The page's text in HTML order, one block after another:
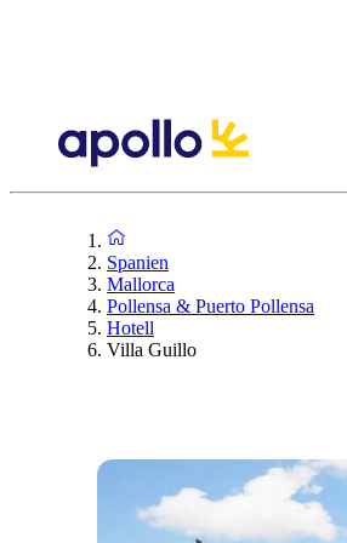
Spanien
Mallorca
Pollensa & Puerto Pollensa
Hotell
Villa Guillo